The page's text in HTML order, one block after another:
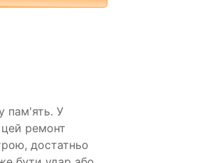
пам'ять. У
ремонт
достатньо